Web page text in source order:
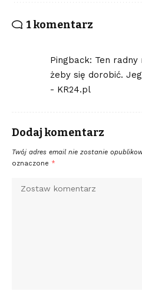
1 komentarz
Pingback: Ten radny
żeby się dorobić.
- KR24.pl
Dodaj komentarz
Twój adres email nie zostanie
oznaczone *